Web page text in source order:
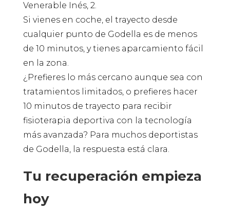
Venerable Inés, 2.
Si vienes en coche, el trayecto desde
cualquier punto de Godella es de menos
de 10 minutos, y tienes aparcamiento fácil
en la zona.
¿Prefieres lo más cercano aunque sea con
tratamientos limitados, o prefieres hacer
10 minutos de trayecto para recibir
fisioterapia deportiva con la tecnología
más avanzada? Para muchos deportistas
de Godella, la respuesta está clara.
Tu recuperación empieza
hoy